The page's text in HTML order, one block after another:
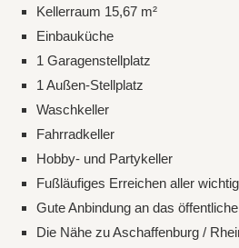
Kellerraum 15,67 m²
Einbauküche
1 Garagenstellplatz
1 Außen-Stellplatz
Waschkeller
Fahrradkeller
Hobby- und Partykeller
Fußläufiges Erreichen aller
Gute Anbindung an das
Die Nähe zu Aschaffenburg /